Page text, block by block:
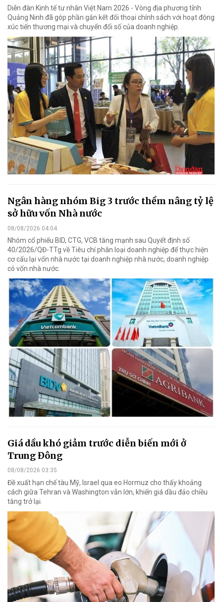
Diễn đàn Kinh tế tư nhân Việt Nam 2026 - Vòng địa phương tỉnh
Quảng Ninh đã góp phần gắn kết đối thoại chính sách với hoạt động
xúc tiến thương mại và chuyển đổi số của doanh nghiệp.
Ngân hàng nhóm Big 3 trước thềm nâng tỷ lệ
sở hữu vốn Nhà nước
08/08/2026 04:04
Nhóm cổ phiếu BID, CTG, VCB tăng mạnh sau Quyết định số
40/2026/QĐ-TTg về Tiêu chí phân loại doanh nghiệp để thực hiện
cơ cấu lại vốn nhà nước tại doanh nghiệp nhà nước, doanh nghiệp
có vốn nhà nước.
Giá dầu khó giảm trước diễn biến mới ở
Trung Đông
08/08/2026 03:35
Đề xuất hạn chế tàu Mỹ, Israel qua eo Hormuz cho thấy khoảng
cách giữa Tehran và Washington vẫn lớn, khiến giá dầu đảo chiều
tăng trở lại.